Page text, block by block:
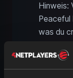
Hinweis:
Peaceful
was du